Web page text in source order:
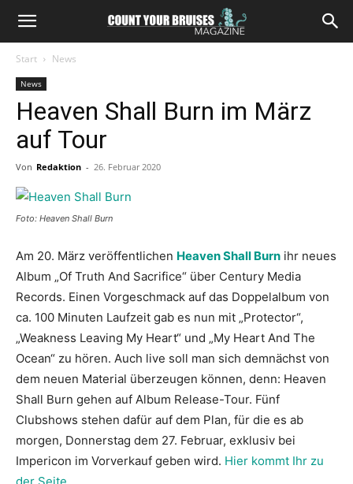
Start News
News
Heaven Shall Burn im März
auf Tour
Von Redaktion - 26. Februar 2020
Foto: Heaven Shall Burn
Am 20. März veröffentlichen Heaven Shall Burn ihr neues
Album „Of Truth And Sacrifice“ über Century Media
Records. Einen Vorgeschmack auf das Doppelalbum von
ca. 100 Minuten Laufzeit gab es nun mit „Protector“,
„Weakness Leaving My Heart“ und „My Heart And The
Ocean“ zu hören. Auch live soll man sich demnächst von
dem neuen Material überzeugen können, denn: Heaven
Shall Burn gehen auf Album Release-Tour. Fünf
Clubshows stehen dafür auf dem Plan, für die es ab
morgen, Donnerstag dem 27. Februar, exklusiv bei
Impericon im Vorverkauf geben wird. Hier kommt Ihr zu